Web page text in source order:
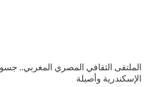
الملتقى الثقافي المصري المغربي..
الإسكندرية وأصيلة